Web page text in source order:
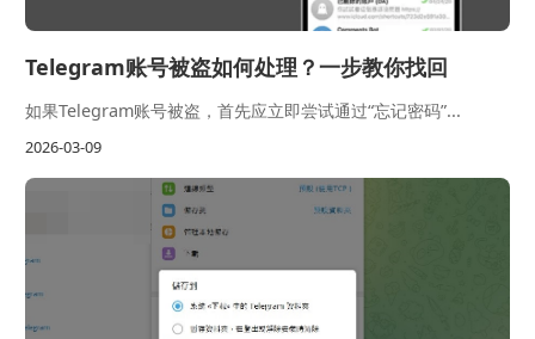
Telegram账号被盗如何处理？一步教你找回
如果Telegram账号被盗，首先应立即尝试通过“忘记密码”...
2026-03-09